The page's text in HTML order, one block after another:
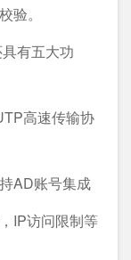
验。
有五大功
高速传输协
AD账号集成
IP访问限制等